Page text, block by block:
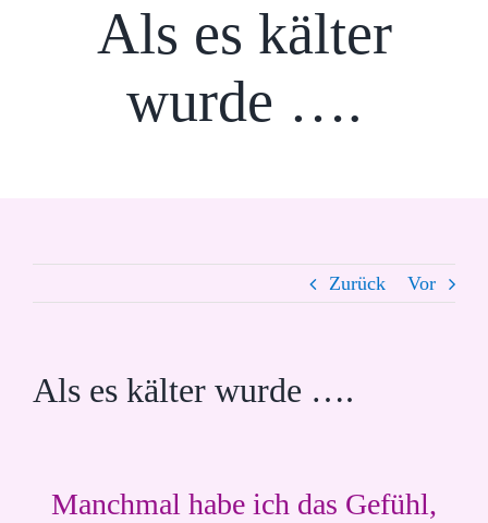
Als es kälter
wurde ….
Zurück Vor
Als es kälter wurde ….
Manchmal habe ich das Gefühl,